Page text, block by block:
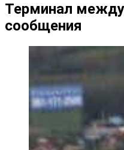
Терминал
сообщения